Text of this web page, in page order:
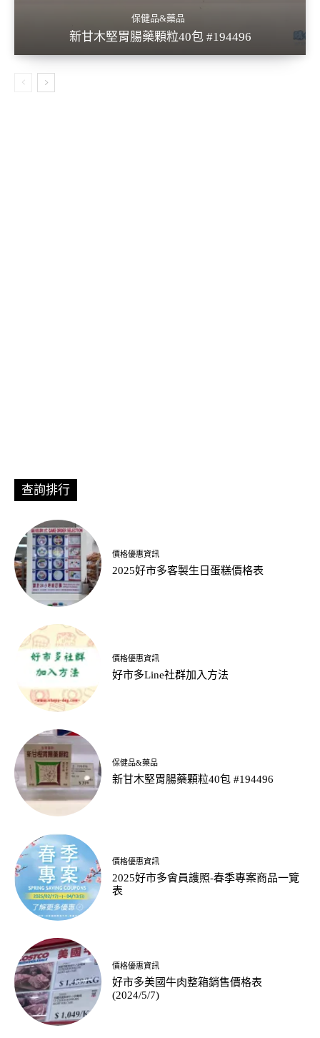
保健品&藥品
新甘木堅胃腸藥顆粒40包 #194496
查詢排行
價格優惠資訊
2025好市多客製生日蛋糕價格表
價格優惠資訊
好市多Line社群加入方法
保健品&藥品
新甘木堅胃腸藥顆粒40包 #194496
價格優惠資訊
2025好市多會員護照-春季專案商品一覽
表
價格優惠資訊
好市多美國牛肉整箱銷售價格表
(2024/5/7)